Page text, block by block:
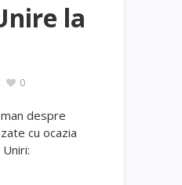
la
0
despre
cu ocazia